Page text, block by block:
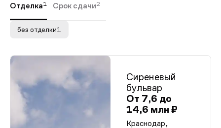
Отделка1 Срок сдачи2
без отделки1
Сиреневый
бульвар
От 7,6 до
14,6 млн ₽
Краснодар,